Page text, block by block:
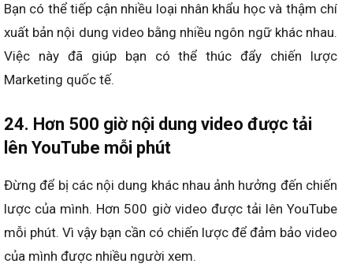
Bạn có thể tiếp cận nhiều loại nhân khẩu học và thậm chí
xuất bản nội dung video bằng nhiều ngôn ngữ khác nhau.
Việc này đã giúp bạn có thể thúc đẩy chiến lược
Marketing quốc tế.
24. Hơn 500 giờ nội dung video được tải
lên YouTube mỗi phút
Đừng để bị các nội dung khác nhau ảnh hưởng đến chiến
lược của mình. Hơn 500 giờ video được tải lên YouTube
mỗi phút. Vì vậy bạn cần có chiến lược để đảm bảo video
của mình được nhiều người xem.